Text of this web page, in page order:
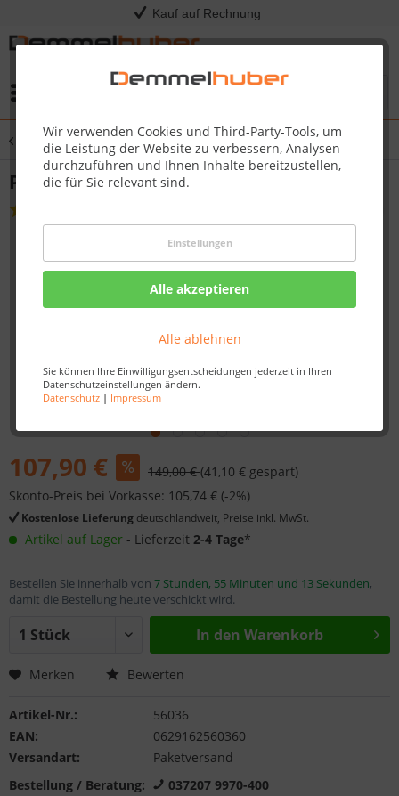
Kauf auf Rechnung
Wir verwenden Cookies und Third-Party-Tools, um
die Leistung der Website zu verbessern, Analysen
durchzuführen und Ihnen Inhalte bereitzustellen,
die für Sie relevant sind.
Einstellungen
Alle akzeptieren
Alle ablehnen
Sie können Ihre Einwilligungsentscheidungen jederzeit in Ihren
Datenschutzeinstellungen ändern.
Datenschutz| Impressum
Übersicht Grillgeschirr & Planchas
Plancha passend ab Rogue 425/525
107,90 € 149,00 €(41,10 € gespart)
Skonto-Preis bei Vorkasse: 105,74 € (-2%)
Kostenlose Lieferung deutschlandweit, Preise inkl. MwSt.
Artikel auf Lager - Lieferzeit 2-4 Tage*
Bestellen Sie innerhalb von 7 Stunden, 55 Minuten und 13 Sekunden,
damit die Bestellung heute verschickt wird.
In den Warenkorb
Merken Bewerten
Artikel-Nr.:
56036
EAN:
0629162560360
Versandart:
Paketversand
Bestellung / Beratung:
037207 9970-400